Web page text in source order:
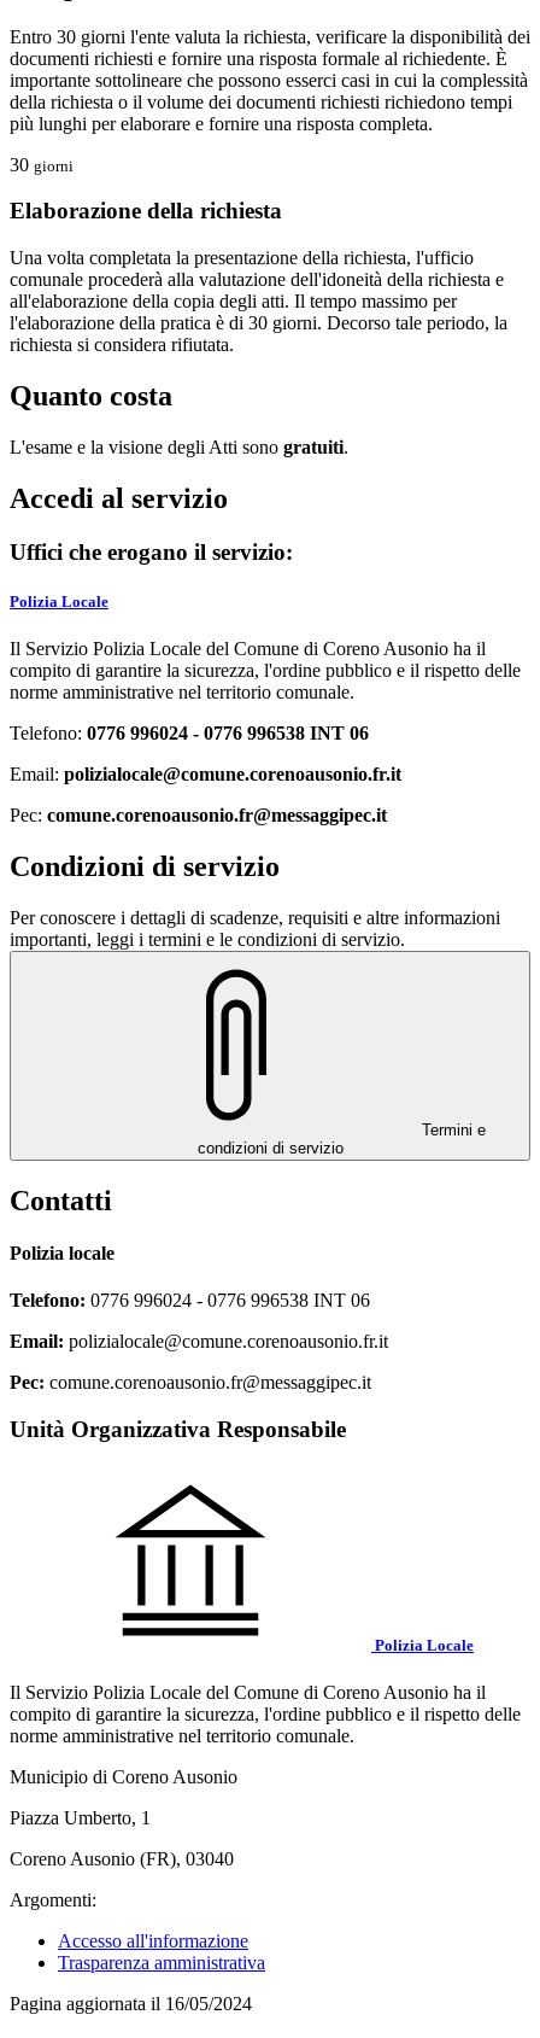
Entro 30 giorni l'ente valuta la richiesta, verificare la disponibilità dei
documenti richiesti e fornire una risposta formale al richiedente. È
importante sottolineare che possono esserci casi in cui la complessità
della richiesta o il volume dei documenti richiesti richiedono tempi
più lunghi per elaborare e fornire una risposta completa.
30 giorni
Elaborazione della richiesta
Una volta completata la presentazione della richiesta, l'ufficio
comunale procederà alla valutazione dell'idoneità della richiesta e
all'elaborazione della copia degli atti. Il tempo massimo per
l'elaborazione della pratica è di 30 giorni. Decorso tale periodo, la
richiesta si considera rifiutata.
Quanto costa
L'esame e la visione degli Atti sono gratuiti.
Accedi al servizio
Uffici che erogano il servizio:
Polizia Locale
Il Servizio Polizia Locale del Comune di Coreno Ausonio ha il
compito di garantire la sicurezza, l'ordine pubblico e il rispetto delle
norme amministrative nel territorio comunale.
Telefono: 0776 996024 - 0776 996538 INT 06
Email: polizialocale@comune.corenoausonio.fr.it
Pec: comune.corenoausonio.fr@messaggipec.it
Condizioni di servizio
Per conoscere i dettagli di scadenze, requisiti e altre informazioni
importanti, leggi i termini e le condizioni di servizio.
Termini e
condizioni di servizio
Contatti
Polizia locale
Telefono: 0776 996024 - 0776 996538 INT 06
Email: polizialocale@comune.corenoausonio.fr.it
Pec: comune.corenoausonio.fr@messaggipec.it
Unità Organizzativa Responsabile
Polizia Locale
Il Servizio Polizia Locale del Comune di Coreno Ausonio ha il
compito di garantire la sicurezza, l'ordine pubblico e il rispetto delle
norme amministrative nel territorio comunale.
Municipio di Coreno Ausonio
Piazza Umberto, 1
Coreno Ausonio (FR), 03040
Argomenti:
Accesso all'informazione
Trasparenza amministrativa
Pagina aggiornata il 16/05/2024